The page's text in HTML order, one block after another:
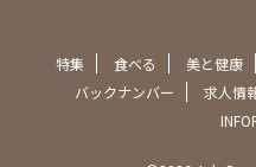
特集 食べる 美と健康
バックナンバー
求人情